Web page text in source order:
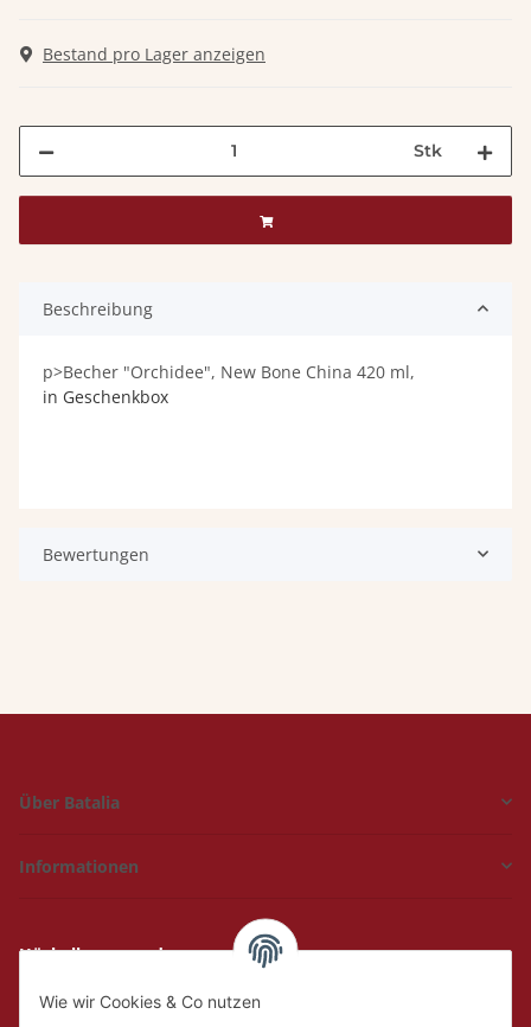
Wie wir Cookies & Co nutzen
Bestand pro Lager anzeigen
Stk
Beschreibung
p>Becher "Orchidee", New Bone China 420 ml,
in Geschenkbox
Bewertungen
Über Batalia
Informationen
Hückelhoven und
Mo. Ruhetag